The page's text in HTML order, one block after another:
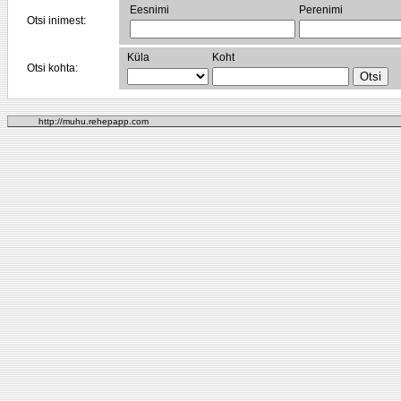
Otsi inimest:
Eesnimi Perenimi
Otsi kohta:
Küla Koht
http://muhu.rehepapp.com